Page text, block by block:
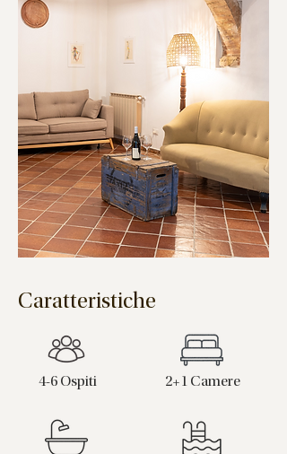
Caratteristiche
4-6 Ospiti 2+1 Camere